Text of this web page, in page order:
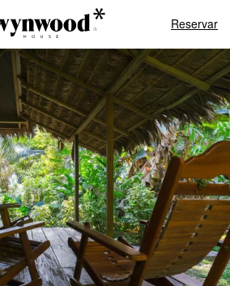
Reservar